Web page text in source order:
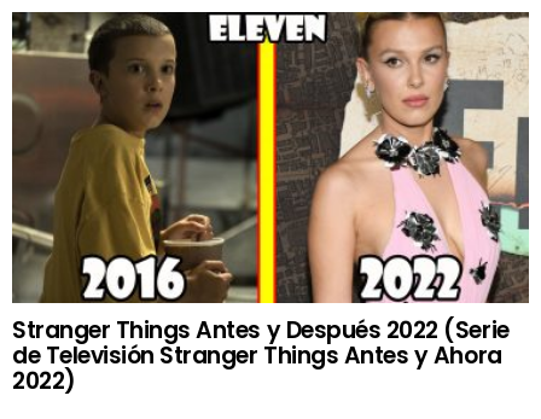
Stranger Things Antes y Después 2022 (Serie
de Televisión Stranger Things Antes y Ahora
2022)